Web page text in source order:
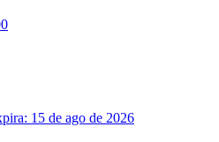
15 de ago de 2026